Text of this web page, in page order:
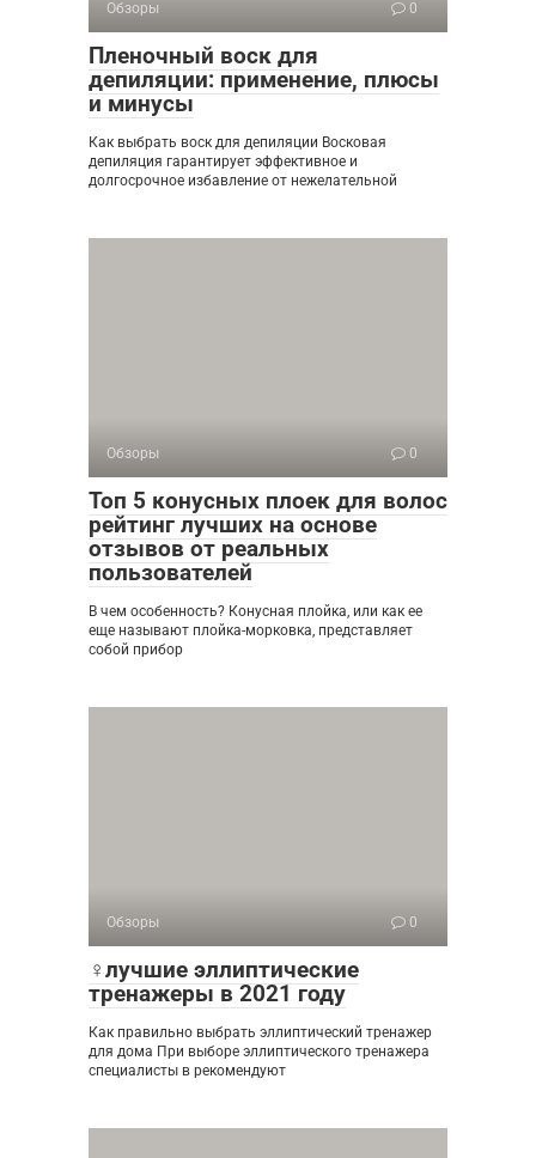
Обзоры 0
Пленочный воск для
депиляции: применение, плюсы
и минусы
Как выбрать воск для депиляции Восковая
депиляция гарантирует эффективное и
долгосрочное избавление от нежелательной
Обзоры 0
Топ 5 конусных плоек для волос
рейтинг лучших на основе
отзывов от реальных
пользователей
В чем особенность? Конусная плойка, или как ее
еще называют плойка-морковка, представляет
собой прибор
Обзоры 0
‍♀️лучшие эллиптические
тренажеры в 2021 году
Как правильно выбрать эллиптический тренажер
для дома При выборе эллиптического тренажера
специалисты в рекомендуют